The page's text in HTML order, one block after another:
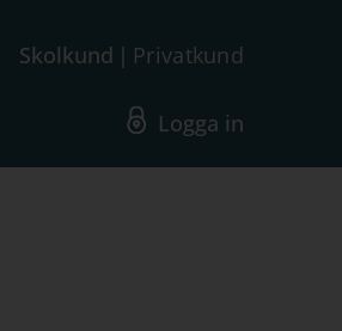
Skolkund Privatkund
Logga in